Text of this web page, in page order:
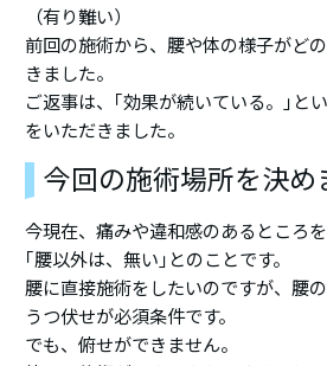
（有り難い）
前回の施術から、腰や体の様子がど
きました。
ご返事は、｢効果が続いている。｣と
をいただきました。
今回の施術場所を決め
今現在、痛みや違和感のあるところ
｢腰以外は、無い｣とのことです。
腰に直接施術をしたいのですが、腰
うつ伏せが必須条件です。
でも、俯せができません。